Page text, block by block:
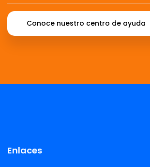
Conoce nuestro centro de ayuda
Enlaces